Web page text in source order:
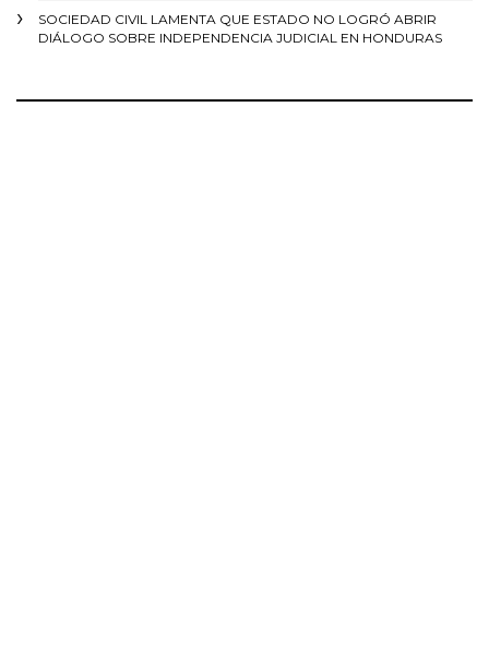
SOCIEDAD CIVIL LAMENTA QUE ESTADO NO LOGRÓ ABRIR
DIÁLOGO SOBRE INDEPENDENCIA JUDICIAL EN HONDURAS